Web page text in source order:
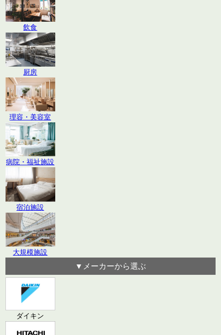
飲食
厨房
理容・美容室
病院・福祉施設
宿泊施設
大規模施設
▼メーカーから選ぶ
ダイキン